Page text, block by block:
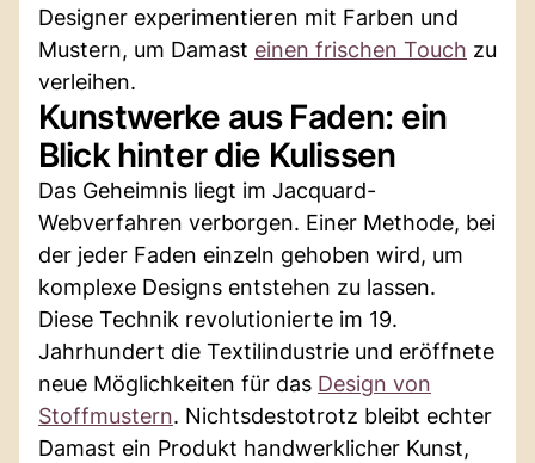
Designer experimentieren mit Farben und
Mustern, um Damast einen frischen Touch zu
verleihen.
Kunstwerke aus Faden: ein
Blick hinter die Kulissen
Das Geheimnis liegt im Jacquard-
Webverfahren verborgen. Einer Methode, bei
der jeder Faden einzeln gehoben wird, um
komplexe Designs entstehen zu lassen.
Diese Technik revolutionierte im 19.
Jahrhundert die Textilindustrie und eröffnete
neue Möglichkeiten für das Design von
Stoffmustern. Nichtsdestotrotz bleibt echter
Damast ein Produkt handwerklicher Kunst,